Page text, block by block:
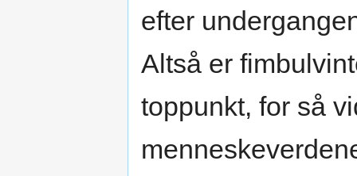
efter
Altså er
toppunkt, for så